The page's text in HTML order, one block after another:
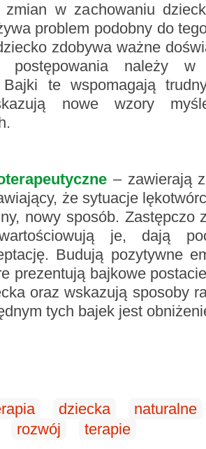
zmian w zachowaniu
problem podobny do
zdobywa ważne
postępowania należy w
Bajki te wspomagają
nowe wzory
– zawierają
że sytuacje
nowy sposób. Zastępczo
je, dają
Budują pozytywne
prezentują bajkowe
oraz wskazują sposoby
tych bajek jest
dziecka
naturalne
rozwój terapie